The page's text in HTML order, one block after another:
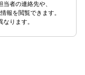
者の連絡先や、
報を閲覧できます。
ります。